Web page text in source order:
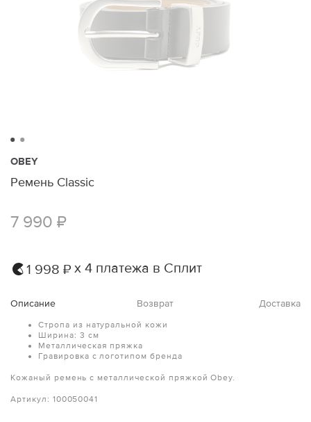
OBEY
Ремень Classic
7 990 ₽
1 998 ₽ х 4 платежа в Сплит
Описание Возврат Доставка
Стропа из натуральной кожи
Ширина: 3 см
Металлическая пряжка
Гравировка с логотипом бренда
Кожаный ремень с металлической пряжкой Obey.
Артикул: 100050041